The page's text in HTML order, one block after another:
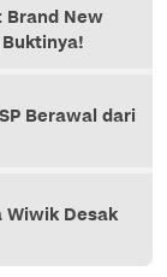
Brand New
Berawal dari
Wiwik Desak